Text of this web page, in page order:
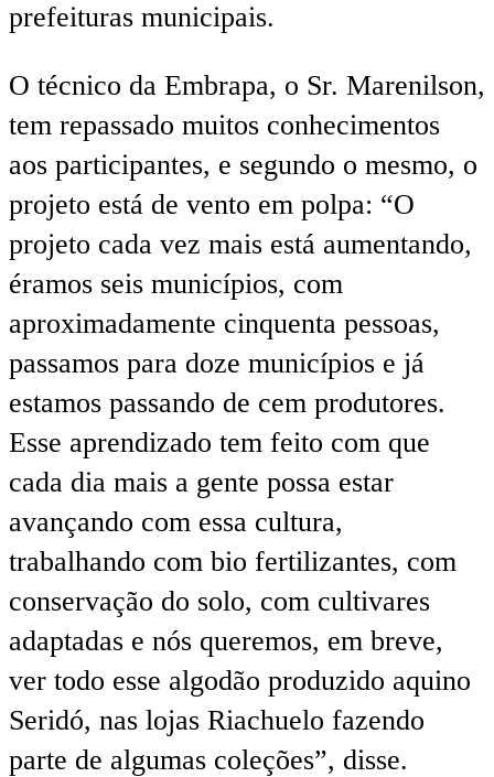
prefeituras municipais.
O técnico da Embrapa, o Sr. Marenilson,
tem repassado muitos conhecimentos
aos participantes, e segundo o mesmo, o
projeto está de vento em polpa: “O
projeto cada vez mais está aumentando,
éramos seis municípios, com
aproximadamente cinquenta pessoas,
passamos para doze municípios e já
estamos passando de cem produtores.
Esse aprendizado tem feito com que
cada dia mais a gente possa estar
avançando com essa cultura,
trabalhando com bio fertilizantes, com
conservação do solo, com cultivares
adaptadas e nós queremos, em breve,
ver todo esse algodão produzido aquino
Seridó, nas lojas Riachuelo fazendo
parte de algumas coleções”, disse.